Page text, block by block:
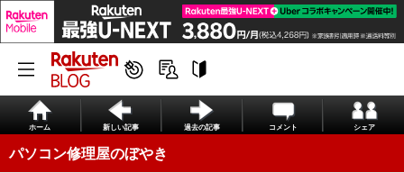
ホーム 新しい記事 過去の記事 コメント シェア
パソコン修理屋のぼやき